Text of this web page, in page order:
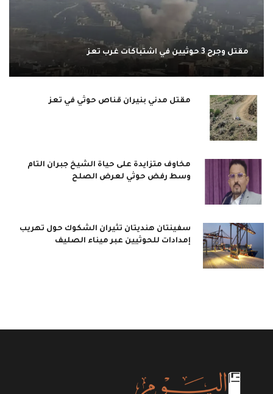
مقتل وجرح 3 حوثيين في اشتباكات غرب تعز
مقتل مدني بنيران قناص حوثي في تعز
مخاوف متزايدة على حياة الشيخ جبران التام
وسط رفض حوثي لعرض الصلح
سفينتان هنديتان تثيران الشكوك حول تهريب
إمدادات للحوثيين عبر ميناء الصليف